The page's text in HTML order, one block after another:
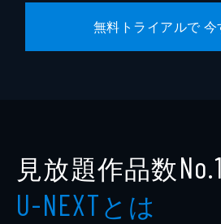
無料トライアルで 今
見放題作品数No.1
U-NEXTとは